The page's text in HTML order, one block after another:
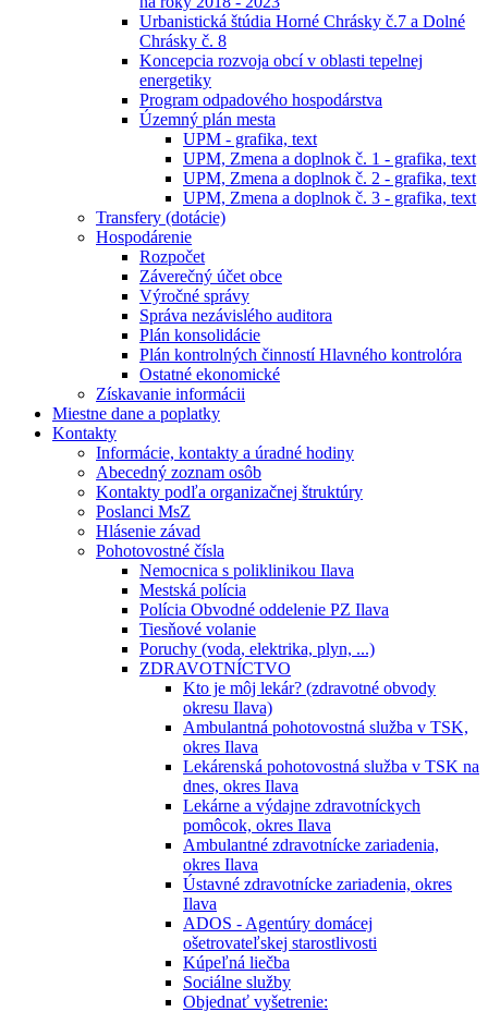
Urbanistická štúdia Horné Chrásky č.7 a Dolné
Chrásky č. 8
Koncepcia rozvoja obcí v oblasti tepelnej
energetiky
Program odpadového hospodárstva
Územný plán mesta
UPM - grafika, text
UPM, Zmena a doplnok č. 1 - grafika, text
UPM, Zmena a doplnok č. 2 - grafika, text
UPM, Zmena a doplnok č. 3 - grafika, text
Transfery (dotácie)
Hospodárenie
Rozpočet
Záverečný účet obce
Výročné správy
Správa nezávislého auditora
Plán konsolidácie
Plán kontrolných činností Hlavného kontrolóra
Ostatné ekonomické
Získavanie informácii
Miestne dane a poplatky
Kontakty
Informácie, kontakty a úradné hodiny
Abecedný zoznam osôb
Kontakty podľa organizačnej štruktúry
Poslanci MsZ
Hlásenie závad
Pohotovostné čísla
Nemocnica s poliklinikou Ilava
Mestská polícia
Polícia Obvodné oddelenie PZ Ilava
Tiesňové volanie
Poruchy (voda, elektrika, plyn, ...)
ZDRAVOTNÍCTVO
Kto je môj lekár? (zdravotné obvody
okresu Ilava)
Ambulantná pohotovostná služba v TSK,
okres Ilava
Lekárenská pohotovostná služba v TSK na
dnes, okres Ilava
Lekárne a výdajne zdravotníckych
pomôcok, okres Ilava
Ambulantné zdravotnícke zariadenia,
okres Ilava
Ústavné zdravotnícke zariadenia, okres
Ilava
ADOS - Agentúry domácej
ošetrovateľskej starostlivosti
Kúpeľná liečba
Sociálne služby
Objednať vyšetrenie: